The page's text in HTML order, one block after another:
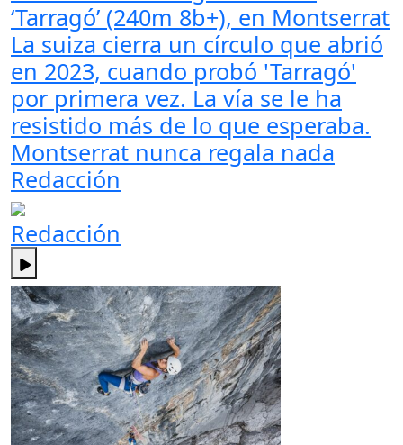
‘Tarragó’ (240m 8b+), en Montserrat
La suiza cierra un círculo que abrió
en 2023, cuando probó 'Tarragó'
por primera vez. La vía se le ha
resistido más de lo que esperaba.
Montserrat nunca regala nada
Redacción
Redacción